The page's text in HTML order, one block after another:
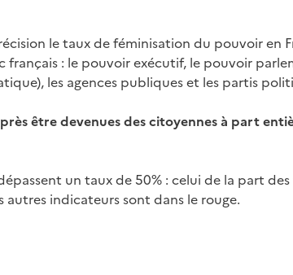
le taux de féminisation du pouvoir en
: le pouvoir exécutif, le pouvoir
les agences publiques et les partis
être devenues des citoyennes à part
un taux de 50% : celui de la part
indicateurs sont dans le rouge.